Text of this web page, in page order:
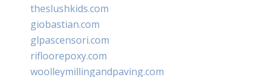
theslushkids.com
giobastian.com
glpascensori.com
rifloorepoxy.com
woolleymillingandpaving.com